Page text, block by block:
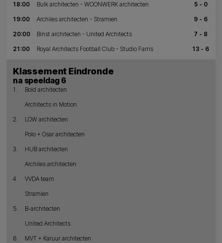
18:00 Bulk architecten - WOONWERK architecten
5 - 0
19:00
Archiles architecten - Stramien
9 - 6
20:00
Binst architecten - United Architects
7 - 8
21:00
Royal Architects Football Club - Studio Farris 13 - 6
Klassement Eindronde
na speeldag 6
1.
Bold architecten
Architects in Motion
2.
LOW architecten
Polo + Osar architecten
3.
HUB architecten
Archiles architecten
4.
VVDA team
Stramien
5.
B-architecten
United Architects
6.
MVT + Karuur architecten